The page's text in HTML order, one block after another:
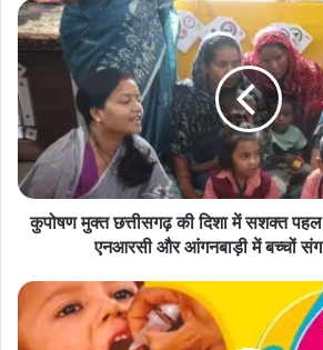
कु
पो
ण
मु
क्त
त्ती
स
दि
में
कुपोषण मुक्त छत्तीसगढ़ की दिशा में सशक्त पहल:
एनआरसी और आंगनबाड़ी में बच्चों संग
र
वि
वा